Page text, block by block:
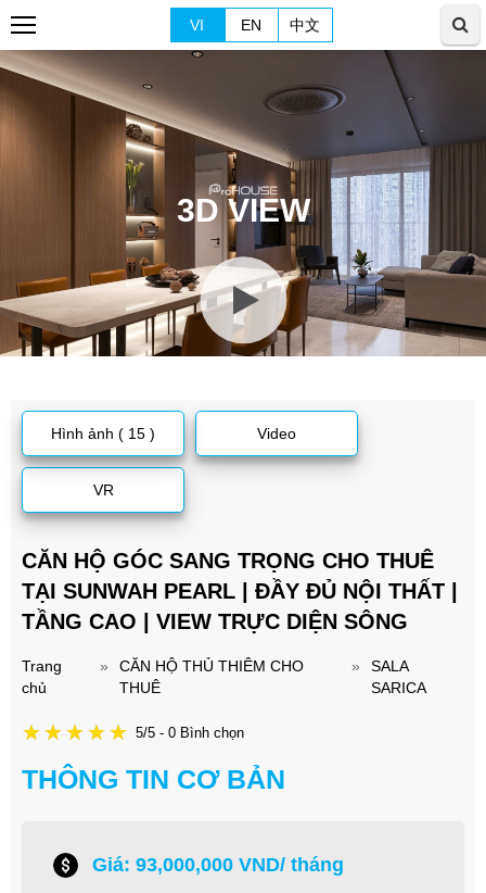
VI EN 中文
3D VIEW
Hình ảnh ( 15 ) Video
VR
CĂN HỘ GÓC SANG TRỌNG CHO THUÊ
TẠI SUNWAH PEARL | ĐẦY ĐỦ NỘI THẤT |
TẦNG CAO | VIEW TRỰC DIỆN SÔNG
Trang
chủ
»
CĂN HỘ THỦ THIÊM CHO
THUÊ
»
SALA
SARICA
5/5 - 0 Bình chọn
THÔNG TIN CƠ BẢN
Giá: 93,000,000 VND/ tháng